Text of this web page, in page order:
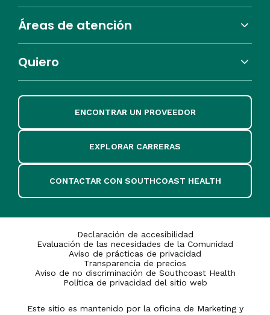
Áreas de atención
Quiero
ENCONTRAR UN PROVEEDOR
EXPLORAR CARRERAS
CONTACTAR CON SOUTHCOAST HEALTH
Declaración de accesibilidad
Evaluación de las necesidades de la Comunidad
Aviso de prácticas de privacidad
Transparencia de precios
Aviso de no discriminación de Southcoast Health
Política de privacidad del sitio web
Este sitio es mantenido por la oficina de Marketing y